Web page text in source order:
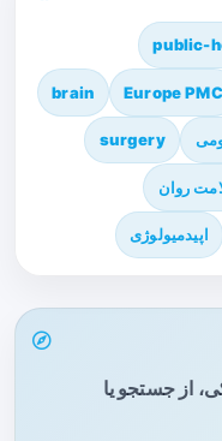
public-
Europe PMC
brain
surgery
روان
اپیدمیولوژی
از جستجو یا